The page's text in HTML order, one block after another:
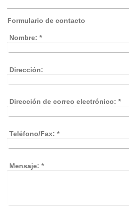
Formulario de contacto
Nombre: *
Dirección:
Dirección de correo electrónico: *
Teléfono/Fax: *
Mensaje: *